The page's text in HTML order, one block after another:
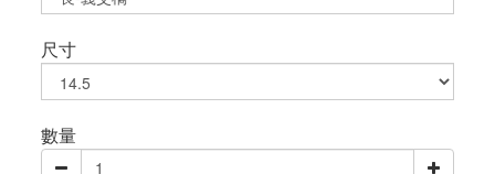
尺寸
數量